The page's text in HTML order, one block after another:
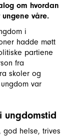
om hvordan
våre.
i
hadde møtt
partiene
fra
skoler og
var
ungdomstid
god helse, trives